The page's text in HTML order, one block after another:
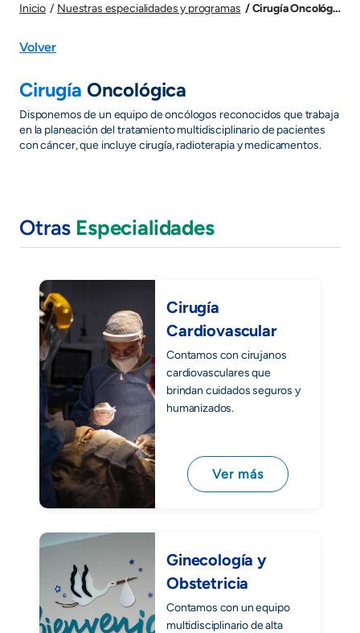
Inicio Nuestras especialidades y programas Cirugía Oncológica
Volver
Cirugía Oncológica
Disponemos de un equipo de oncólogos reconocidos que trabaja
en la planeación del tratamiento multidisciplinario de pacientes
con cáncer, que incluye cirugía, radioterapia y medicamentos.
Otras Especialidades
Cirugía
Cardiovascular
Contamos con cirujanos
cardiovasculares que
brindan cuidados seguros y
humanizados.
Ver más
Ginecología y
Obstetricia
Contamos con un equipo
multidisciplinario de alta